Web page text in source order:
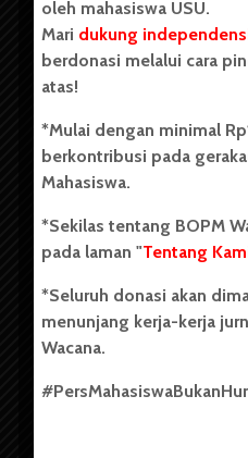
Copyright © 2023. All rights
Badan Otonom Pers
pers mahasiswa yang berdiri di
(USU). Sebelumnya BOPM
Unit Kegiatan Mahasiswa
berdiri pada 1 Juli 1995.
Tentang Kami
oleh mahasiswa USU.
Mari dukung
berdonasi melalui cara
atas!
*Mulai dengan minimal
berkontribusi pada
Mahasiswa.
*Sekilas tentang BOPM
pada laman "Tentang
*Seluruh donasi akan
menunjang kerja-kerja
Wacana.